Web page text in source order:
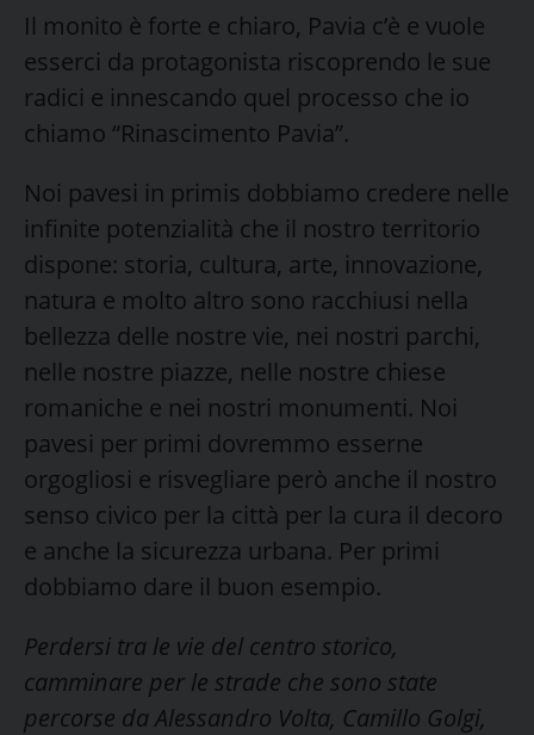
Il monito è forte e chiaro, Pavia c’è e vuole
esserci da protagonista riscoprendo le sue
radici e innescando quel processo che io
chiamo “Rinascimento Pavia”.
Noi pavesi in primis dobbiamo credere nelle
infinite potenzialità che il nostro territorio
dispone: storia, cultura, arte, innovazione,
natura e molto altro sono racchiusi nella
bellezza delle nostre vie, nei nostri parchi,
nelle nostre piazze, nelle nostre chiese
romaniche e nei nostri monumenti. Noi
pavesi per primi dovremmo esserne
orgogliosi e risvegliare però anche il nostro
senso civico per la città per la cura il decoro
e anche la sicurezza urbana. Per primi
dobbiamo dare il buon esempio.
Perdersi tra le vie del centro storico,
camminare per le strade che sono state
percorse da Alessandro Volta, Camillo Golgi,